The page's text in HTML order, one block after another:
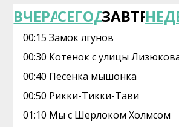
ВЧЕРАСЕГОДНЯЗАВТРА
00:15 Замок лгунов
00:30 Котенок с улицы
00:40 Песенка мышонка
00:50 Рикки-Тикки-Тави
01:10 Мы с Шерлоком Холмсом